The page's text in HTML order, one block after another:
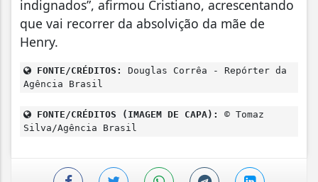
indignados”, afirmou Cristiano, acrescentando
que vai recorrer da absolvição da mãe de
Henry.
FONTE/CRÉDITOS:
Douglas Corrêa - Repórter da
Agência Brasil
FONTE/CRÉDITOS (IMAGEM DE CAPA):
© Tomaz
Silva/Agência Brasil